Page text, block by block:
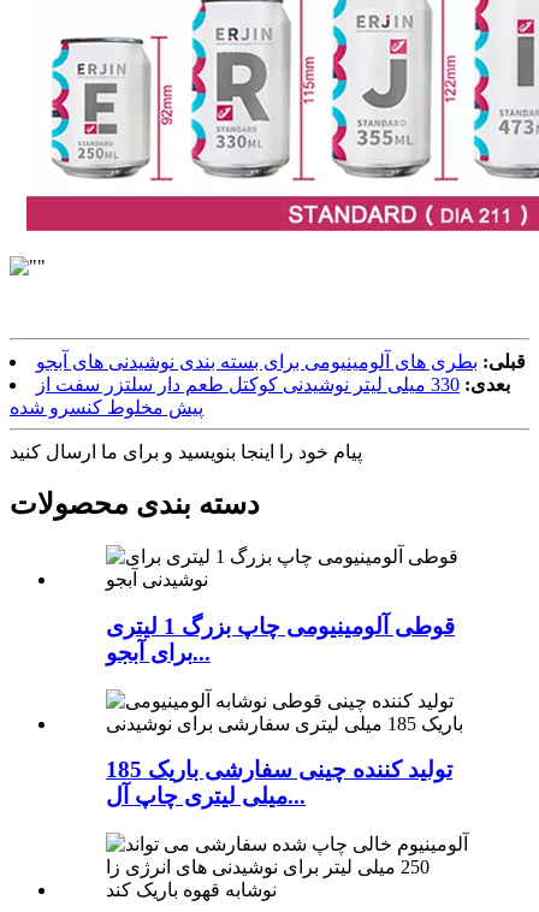
قبلی: بطری های آلومینیومی برای بسته بندی نوشیدنی های آبجو
بعدی:
330 میلی لیتر نوشیدنی کوکتل طعم دار سلتزر سفت از
پیش مخلوط کنسرو شده
پیام خود را اینجا بنویسید و برای ما ارسال کنید
دسته بندی محصولات
قوطی آلومینیومی چاپ بزرگ 1 لیتری
برای آبجو...
تولید کننده چینی سفارشی باریک 185
میلی لیتری چاپ آل...